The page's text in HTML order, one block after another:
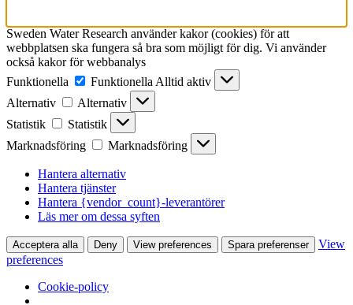
Sweden Water Research använder kakor (cookies) för att
webbplatsen ska fungera så bra som möjligt för dig. Vi använder
också kakor för webbanalys
Funktionella
Funktionella Alltid aktiv
Alternativ
Alternativ
Statistik
Statistik
Marknadsföring
Marknadsföring
Hantera alternativ
Hantera tjänster
Hantera {vendor_count}-leverantörer
Läs mer om dessa syften
Acceptera alla Deny View preferences Spara preferenser
View
preferences
Cookie-policy